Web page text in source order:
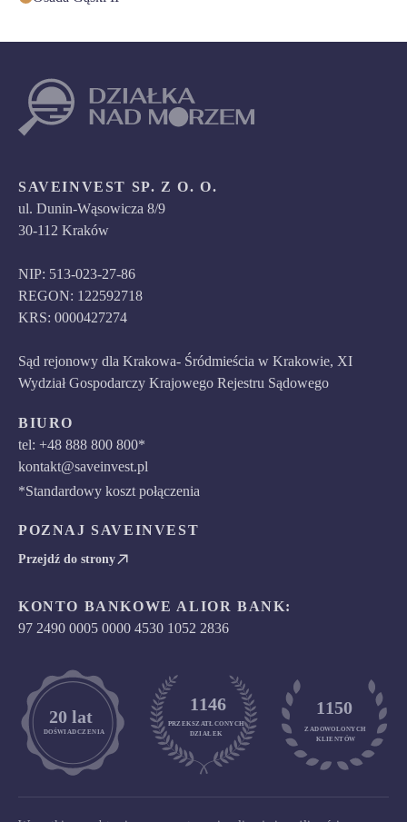
SAVEINVEST SP. Z O. O.
ul. Dunin-Wąsowicza 8/9
30-112 Kraków
NIP: 513-023-27-86
REGON: 122592718
KRS: 0000427274
Sąd rejonowy dla Krakowa- Śródmieścia w Krakowie, XI
Wydział Gospodarczy Krajowego Rejestru Sądowego
BIURO
tel: +48 888 800 800*
kontakt@saveinvest.pl
*Standardowy koszt połączenia
POZNAJ SAVEINVEST
Przejdź do strony
KONTO BANKOWE ALIOR BANK:
97 2490 0005 0000 4530 1052 2836
DOŚWIADCZENIA
	20 lat
1146
PRZEKSZATŁCONYCH
DZIAŁEK
1150
ZADOWOLONYCH
KLIENTÓW